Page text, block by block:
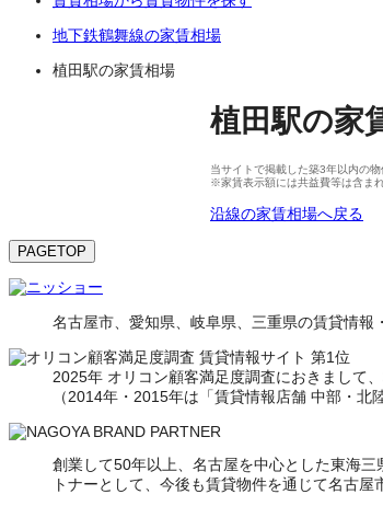
地下鉄鶴舞線の家賃相場
植田駅の家賃相場
植田駅の家
当サイトで掲載した築3年以内の
※家賃表示額には共益費等は含ま
沿線の家賃相場へ戻る
PAGETOP
名古屋市、愛知県、岐阜県、三重県の賃貸情報
2025年 オリコン顧客満足度調査におきまして
（2014年・2015年は「賃貸情報店舗 中部・
創業して50年以上、名古屋を中心とした東海
トナーとして、今後も賃貸物件を通じて名古